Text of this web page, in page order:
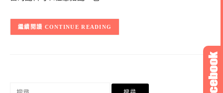
CONTINUE READING